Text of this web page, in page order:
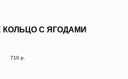
С ЯГОДАМИ
710 р.